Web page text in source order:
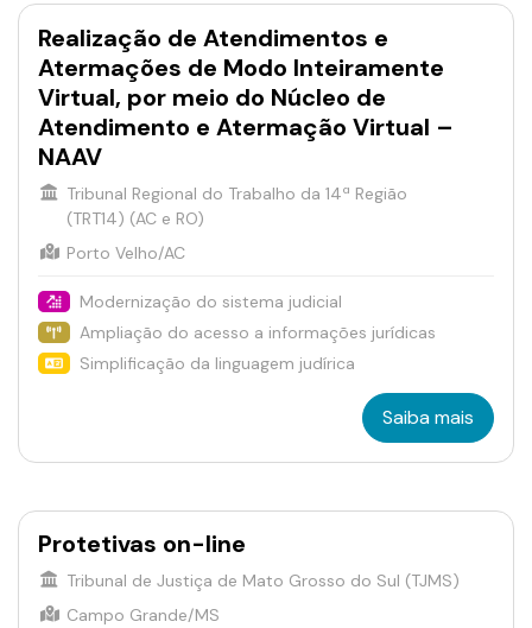
Realização de Atendimentos e
Atermações de Modo Inteiramente
Virtual, por meio do Núcleo de
Atendimento e Atermação Virtual –
NAAV
Tribunal Regional do Trabalho da 14ª Região
(TRT14) (AC e RO)
Porto Velho/AC
Modernização do sistema judicial
Ampliação do acesso a informações jurídicas
Simplificação da linguagem judírica
Saiba mais
Protetivas on-line
Tribunal de Justiça de Mato Grosso do Sul (TJMS)
Campo Grande/MS